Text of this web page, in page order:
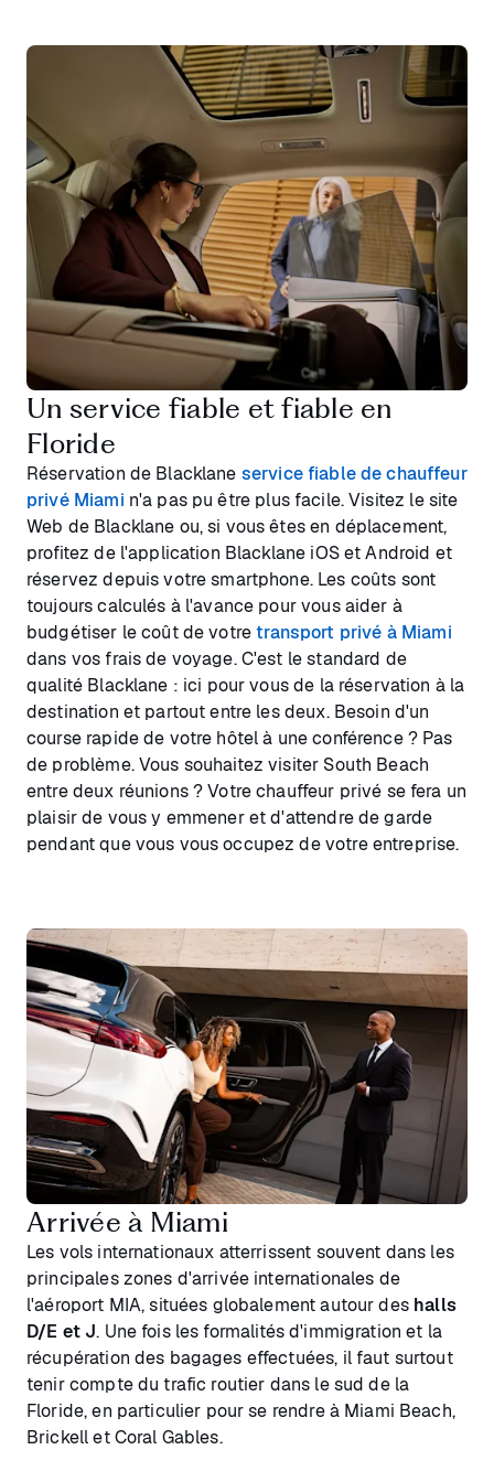
Un service fiable et fiable en
Floride
Réservation de Blacklane service fiable de chauffeur
privé Miami n'a pas pu être plus facile. Visitez le site
Web de Blacklane ou, si vous êtes en déplacement,
profitez de l'application Blacklane iOS et Android et
réservez depuis votre smartphone. Les coûts sont
toujours calculés à l'avance pour vous aider à
budgétiser le coût de votretransport privé à Miami
dans vos frais de voyage. C'est le standard de
qualité Blacklane : ici pour vous de la réservation à la
destination et partout entre les deux. Besoin d'un
course rapide de votre hôtel à une conférence ? Pas
de problème. Vous souhaitez visiter South Beach
entre deux réunions ? Votre chauffeur privé se fera un
plaisir de vous y emmener et d'attendre de garde
pendant que vous vous occupez de votre entreprise.
Arrivée à Miami
Les vols internationaux atterrissent souvent dans les
principales zones d'arrivée internationales de
l'aéroport MIA, situées globalement autour des halls
D/E et J. Une fois les formalités d'immigration et la
récupération des bagages effectuées, il faut surtout
tenir compte du trafic routier dans le sud de la
Floride, en particulier pour se rendre à Miami Beach,
Brickell et Coral Gables.